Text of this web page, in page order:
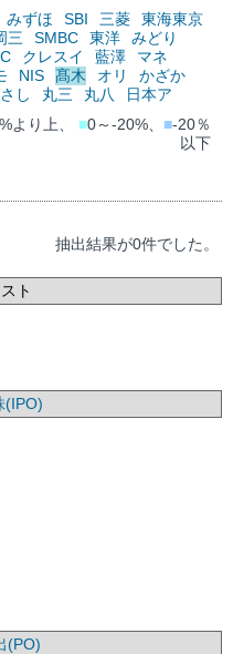
みずほ SBI 三菱
東海東京
三 SMBC 東洋
みどり
クレスイ 藍澤
マネ
NIS 髙木 オリ
かざか
し 丸三 丸八
日本ア
より上、 ■0～-20%、 ■-20％
以下
抽出結果が0件でした。
ト
(IPO)
(PO)